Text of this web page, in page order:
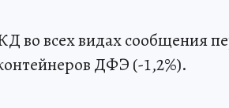
во всех видах сообщения
ДФЭ (-1,2%).